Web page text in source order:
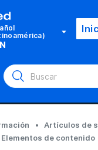
Artículos de
Elementos de contenido